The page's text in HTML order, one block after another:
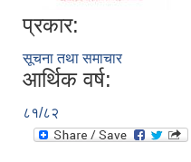
प्रकार:
सूचना तथा समाचार
आर्थिक वर्ष:
८१/८२